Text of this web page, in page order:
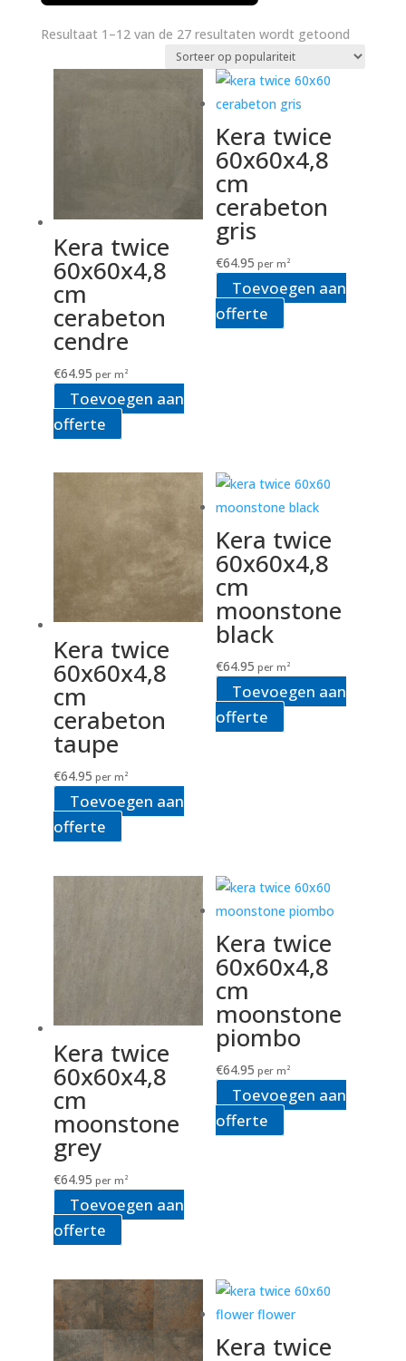
Resultaat 1–12 van de 27 resultaten wordt getoond
op
Kera twice
60x60x4,8
cm
cerabeton
cendre
€64.95 per m²
Toevoegen aan
offerte
Kera twice
60x60x4,8
cm
cerabeton
gris
€64.95 per m²
Toevoegen aan
offerte
Kera twice
60x60x4,8
cm
cerabeton
taupe
€64.95 per m²
Toevoegen aan
offerte
Kera twice
60x60x4,8
cm
moonstone
black
€64.95 per m²
Toevoegen aan
offerte
Kera twice
60x60x4,8
cm
moonstone
grey
€64.95 per m²
Toevoegen aan
offerte
Kera twice
60x60x4,8
cm
moonstone
piombo
€64.95 per m²
Toevoegen aan
offerte
Kera twice